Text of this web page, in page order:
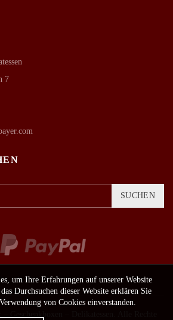
7
SUCHEN
um Ihre Erfahrungen auf unserer Website
Durchsuchen dieser Website erklären Sie
von Cookies einverstanden.